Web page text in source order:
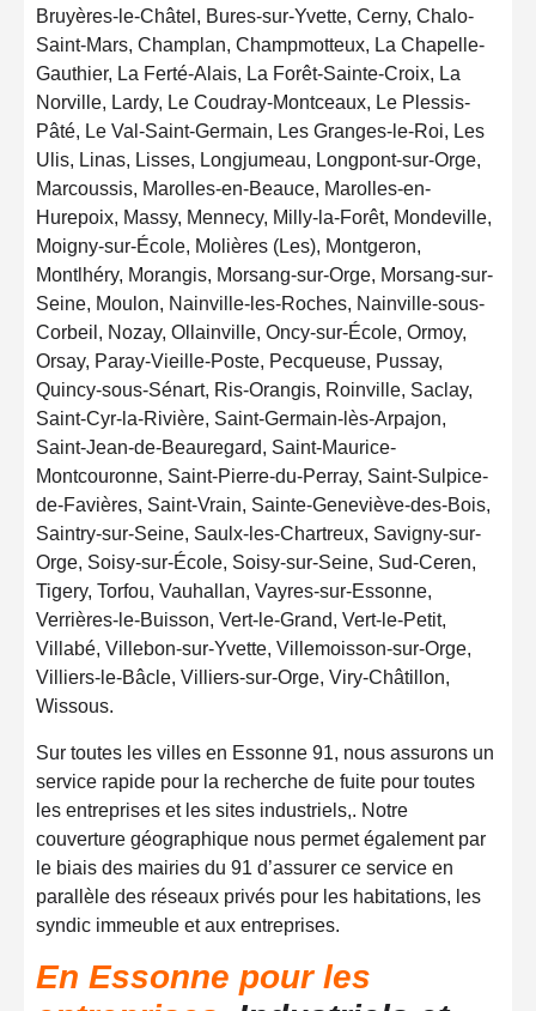
Bruyères-le-Châtel, Bures-sur-Yvette, Cerny, Chalo-
Saint-Mars, Champlan, Champmotteux, La Chapelle-
Gauthier, La Ferté-Alais, La Forêt-Sainte-Croix, La
Norville, Lardy, Le Coudray-Montceaux, Le Plessis-
Pâté, Le Val-Saint-Germain, Les Granges-le-Roi, Les
Ulis, Linas, Lisses, Longjumeau, Longpont-sur-Orge,
Marcoussis, Marolles-en-Beauce, Marolles-en-
Hurepoix, Massy, Mennecy, Milly-la-Forêt, Mondeville,
Moigny-sur-École, Molières (Les), Montgeron,
Montlhéry, Morangis, Morsang-sur-Orge, Morsang-sur-
Seine, Moulon, Nainville-les-Roches, Nainville-sous-
Corbeil, Nozay, Ollainville, Oncy-sur-École, Ormoy,
Orsay, Paray-Vieille-Poste, Pecqueuse, Pussay,
Quincy-sous-Sénart, Ris-Orangis, Roinville, Saclay,
Saint-Cyr-la-Rivière, Saint-Germain-lès-Arpajon,
Saint-Jean-de-Beauregard, Saint-Maurice-
Montcouronne, Saint-Pierre-du-Perray, Saint-Sulpice-
de-Favières, Saint-Vrain, Sainte-Geneviève-des-Bois,
Saintry-sur-Seine, Saulx-les-Chartreux, Savigny-sur-
Orge, Soisy-sur-École, Soisy-sur-Seine, Sud-Ceren,
Tigery, Torfou, Vauhallan, Vayres-sur-Essonne,
Verrières-le-Buisson, Vert-le-Grand, Vert-le-Petit,
Villabé, Villebon-sur-Yvette, Villemoisson-sur-Orge,
Villiers-le-Bâcle, Villiers-sur-Orge, Viry-Châtillon,
Wissous.
Sur toutes les villes en Essonne 91, nous assurons un
service rapide pour la recherche de fuite pour toutes
les entreprises et les sites industriels,. Notre
couverture géographique nous permet également par
le biais des mairies du 91 d’assurer ce service en
parallèle des réseaux privés pour les habitations, les
syndic immeuble et aux entreprises.
En Essonne pour les